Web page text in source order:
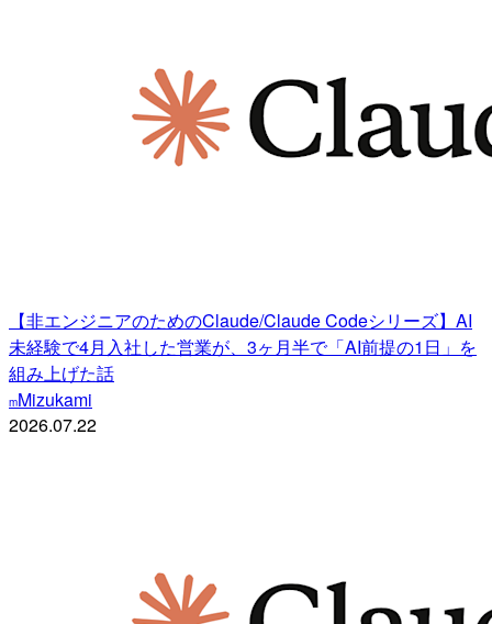
【非エンジニアのためのClaude/Claude Codeシリーズ】AI
未経験で4月入社した営業が、3ヶ月半で「AI前提の1日」を
組み上げた話
mMizukami
2026.07.22